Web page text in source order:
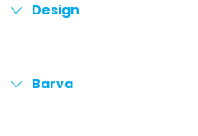
Design
Barva